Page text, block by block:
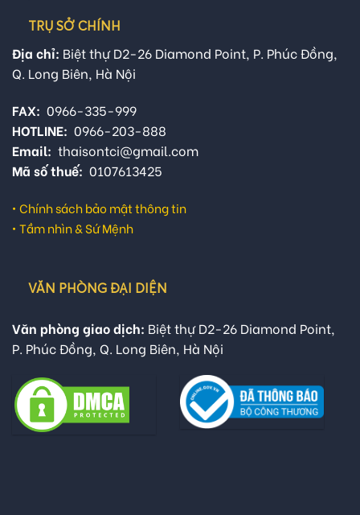
TRỤ SỞ CHÍNH
Địa chỉ: Biệt thự D2-26 Diamond Point, P. Phúc Đồng,
Q. Long Biên, Hà Nội
FAX: 0966-335-999
HOTLINE: 0966-203-888
Email: thaisontci@gmail.com
Mã số thuế: 0107613425
• Chính sách bảo mật thông tin
• Tầm nhìn & Sứ Mệnh
VĂN PHÒNG ĐẠI DIỆN
Văn phòng giao dịch: Biệt thự D2-26 Diamond Point,
P. Phúc Đồng, Q. Long Biên, Hà Nội